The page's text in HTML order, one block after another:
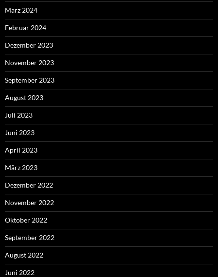
März 2024
Februar 2024
Dezember 2023
November 2023
September 2023
August 2023
Juli 2023
Juni 2023
April 2023
März 2023
Dezember 2022
November 2022
Oktober 2022
September 2022
August 2022
Juni 2022